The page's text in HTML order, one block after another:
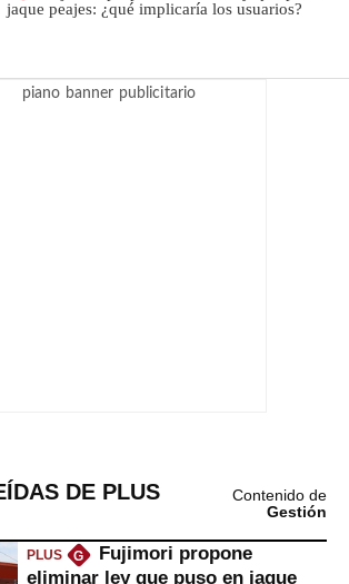
jaque peajes: ¿qué implicaría los usuarios?
DE PLUS
Contenido de
Gestión
PLUS G
Fujimori propone
eliminar ley que puso en jaque